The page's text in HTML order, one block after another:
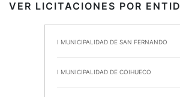
VER LICITACIONES POR
I MUNICIPALIDAD DE SAN FERNANDO
I MUNICIPALIDAD DE COIHUECO